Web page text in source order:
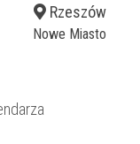
Rzeszów
Nowe Miasto